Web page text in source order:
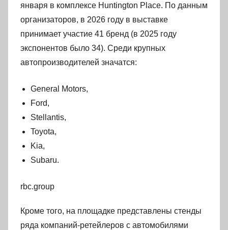
января в комплексе Huntington Place. По данным
организаторов, в 2026 году в выставке
принимает участие 41 бренд (в 2025 году
экспонентов было 34). Среди крупных
автопроизводителей значатся:
General Motors,
Ford,
Stellantis,
Toyota,
Kia,
Subaru.
rbc.group
Кроме того, на площадке представлены стенды
ряда компаний-ретейлеров с автомобилями